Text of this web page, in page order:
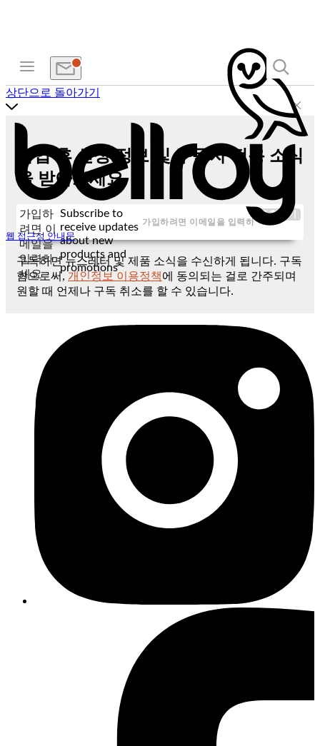
웹 접근성 안내문
상단으로 돌아가기
가입 후 신상 정보 및 구독자 전용 소식
을 받아보세요
가입하
려면 이
메일을
입력하
세요
Subscribe to
receive updates
about new
products and
promotions
제출하기
구독하면 뉴스레터 및 제품 소식을 수신하게 됩니다. 구독
함으로써, 개인정보 이용정책에 동의되는 걸로 간주되며
원할 때 언제나 구독 취소를 할 수 있습니다.